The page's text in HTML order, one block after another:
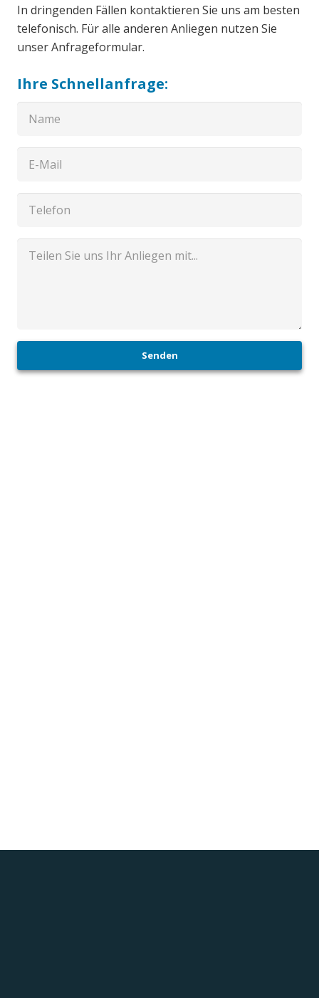
In dringenden Fällen kontaktieren Sie uns am besten
telefonisch. Für alle anderen Anliegen nutzen Sie
unser Anfrageformular.
Ihre Schnellanfrage:
Senden